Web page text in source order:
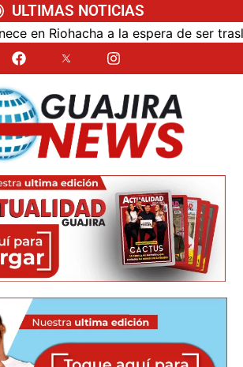
ULTIMAS NOTICIAS
de ser trasladado Bloqueo